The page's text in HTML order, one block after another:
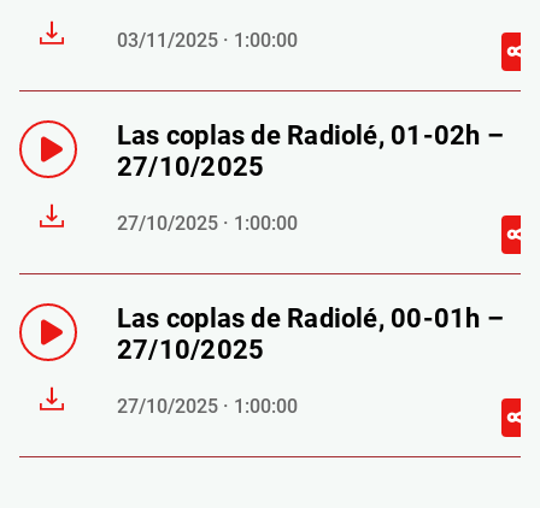
03/11/2025 · 1:00:00
Las coplas de Radiolé, 01-02h –
27/10/2025
27/10/2025 · 1:00:00
Las coplas de Radiolé, 00-01h –
27/10/2025
27/10/2025 · 1:00:00